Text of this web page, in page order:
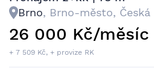
Brno, Brno-město, Česká
26 000 Kč/měsíc
+ 7 509 Kč, + provize RK